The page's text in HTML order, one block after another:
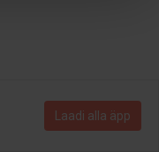
Laadi alla äpp